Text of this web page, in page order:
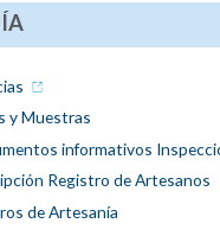
y Muestras
informativos
Registro de Artesanos
de Artesanía